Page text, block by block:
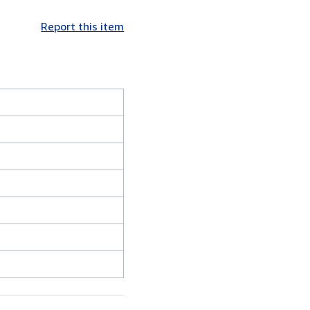
Report this item